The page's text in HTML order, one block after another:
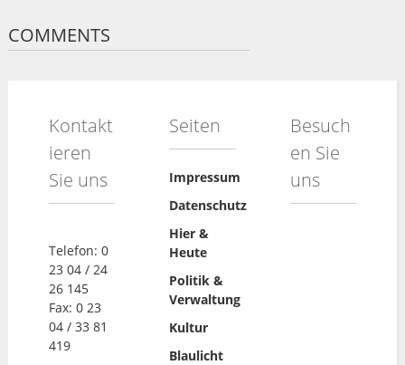
COMMENTS
Kontakt
ieren
Sie uns
Telefon: 0
23 04 / 24
26 145
Fax: 0 23
04 / 33 81
419
Seiten
Impressum
Datenschutz
Hier &
Heute
Politik &
Verwaltung
Kultur
Blaulicht
Besuch
en Sie
uns